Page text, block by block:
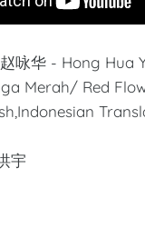
咏华 - Hong Hua
Merah/ Red
宇